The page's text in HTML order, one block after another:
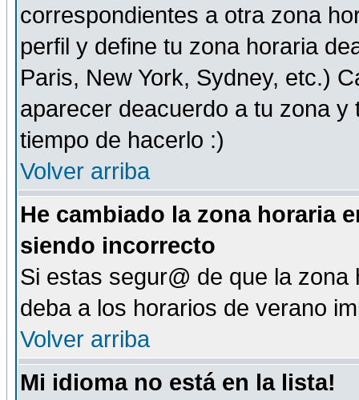
correspondientes a otra zona
perfil y define tu zona horaria
Paris, New York, Sydney, etc.)
aparecer deacuerdo a tu zona
tiempo de hacerlo :)
Volver arriba
He cambiado la zona horaria
siendo incorrecto
Si estas segur@ de que la
deba a los horarios de verano
Volver arriba
Mi idioma no está en la lista!